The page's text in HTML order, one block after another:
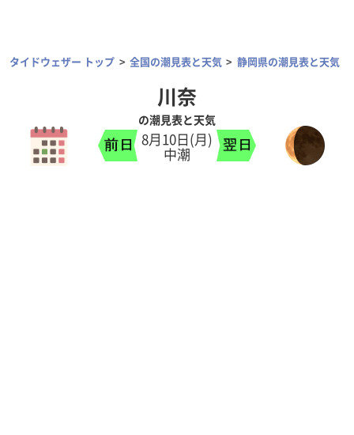
タイドウェザー トップ 全国の潮見表と天気 静岡県の潮見表と天気
川奈
の潮見表と天気
8月10日(月)
中潮